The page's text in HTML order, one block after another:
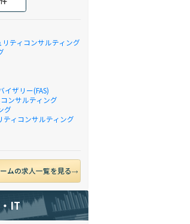
ティコンサルティング
イザリー(FAS)
ンサルティング
グ
ティコンサルティング
ムの求人一覧を見る
IT